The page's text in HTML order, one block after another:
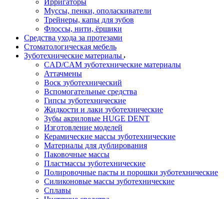
Ирригаторы
Муссы, пенки, ополаскиватели
Трейнеры, капы для зубов
Флоссы, нити, ёршики
Средства ухода за протезами
Стоматологическая мебель
Зуботехнические материалы
CAD/CAM зуботехнические материалы
Аттачмены
Воск зуботехнический
Вспомогательные средства
Гипсы зуботехнические
Жидкости и лаки зуботехнические
Зубы акриловые HUGE DENT
Изготовление моделей
Керамические массы зуботехнические
Материалы для дублирования
Паковочные массы
Пластмассы зуботехнические
Полировочные пасты и порошки зуботехнические
Силиконовые массы зуботехнические
Сплавы